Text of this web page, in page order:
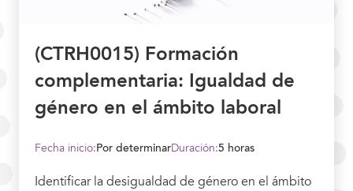
(CTRH0015) Formación
complementaria: Igualdad de
género en el ámbito laboral
Fecha inicio:Por determinarDuración:5 horas
Identificar la desigualdad de género en el ámbito